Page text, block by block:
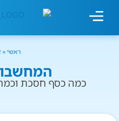
ראשי»
כמה כסף חסכת